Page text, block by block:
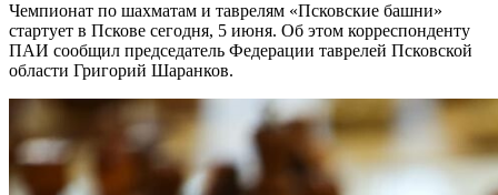
Чемпионат по шахматам и таврелям «Псковские башни»
стартует в Пскове сегодня, 5 июня. Об этом корреспонденту
ПАИ сообщил председатель Федерации таврелей Псковской
области Григорий Шаранков.